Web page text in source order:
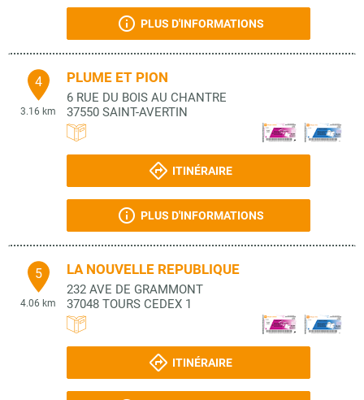
PLUS D'INFORMATIONS
4
3.16 km
PLUME ET PION
6 RUE DU BOIS AU CHANTRE
37550 SAINT-AVERTIN
ITINÉRAIRE
PLUS D'INFORMATIONS
5
4.06 km
LA NOUVELLE REPUBLIQUE
232 AVE DE GRAMMONT
37048 TOURS CEDEX 1
ITINÉRAIRE